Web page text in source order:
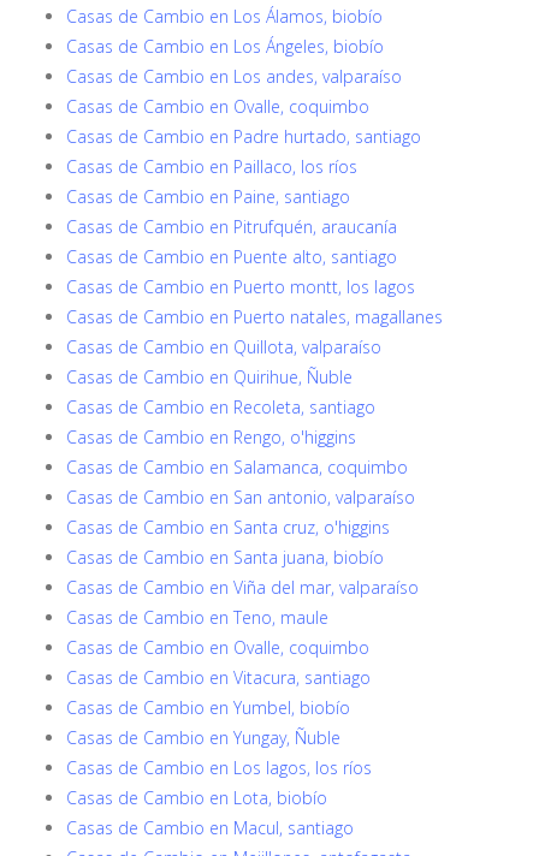
Casas de Cambio en Los Álamos, biobío
Casas de Cambio en Los Ángeles, biobío
Casas de Cambio en Los andes, valparaíso
Casas de Cambio en Ovalle, coquimbo
Casas de Cambio en Padre hurtado, santiago
Casas de Cambio en Paillaco, los ríos
Casas de Cambio en Paine, santiago
Casas de Cambio en Pitrufquén, araucanía
Casas de Cambio en Puente alto, santiago
Casas de Cambio en Puerto montt, los lagos
Casas de Cambio en Puerto natales, magallanes
Casas de Cambio en Quillota, valparaíso
Casas de Cambio en Quirihue, Ñuble
Casas de Cambio en Recoleta, santiago
Casas de Cambio en Rengo, o'higgins
Casas de Cambio en Salamanca, coquimbo
Casas de Cambio en San antonio, valparaíso
Casas de Cambio en Santa cruz, o'higgins
Casas de Cambio en Santa juana, biobío
Casas de Cambio en Viña del mar, valparaíso
Casas de Cambio en Teno, maule
Casas de Cambio en Ovalle, coquimbo
Casas de Cambio en Vitacura, santiago
Casas de Cambio en Yumbel, biobío
Casas de Cambio en Yungay, Ñuble
Casas de Cambio en Los lagos, los ríos
Casas de Cambio en Lota, biobío
Casas de Cambio en Macul, santiago